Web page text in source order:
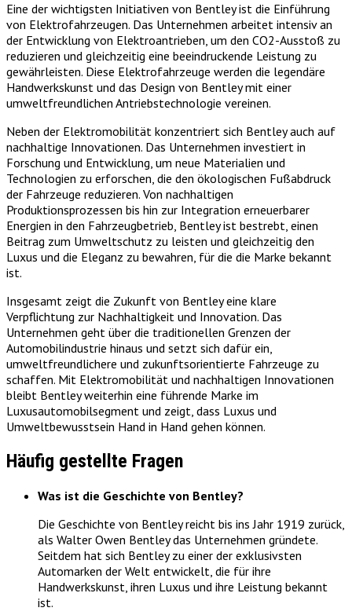
Eine der wichtigsten Initiativen von Bentley ist die Einführung
von Elektrofahrzeugen. Das Unternehmen arbeitet intensiv an
der Entwicklung von Elektroantrieben, um den CO2-Ausstoß zu
reduzieren und gleichzeitig eine beeindruckende Leistung zu
gewährleisten. Diese Elektrofahrzeuge werden die legendäre
Handwerkskunst und das Design von Bentley mit einer
umweltfreundlichen Antriebstechnologie vereinen.
Neben der Elektromobilität konzentriert sich Bentley auch auf
nachhaltige Innovationen. Das Unternehmen investiert in
Forschung und Entwicklung, um neue Materialien und
Technologien zu erforschen, die den ökologischen Fußabdruck
der Fahrzeuge reduzieren. Von nachhaltigen
Produktionsprozessen bis hin zur Integration erneuerbarer
Energien in den Fahrzeugbetrieb, Bentley ist bestrebt, einen
Beitrag zum Umweltschutz zu leisten und gleichzeitig den
Luxus und die Eleganz zu bewahren, für die die Marke bekannt
ist.
Insgesamt zeigt die Zukunft von Bentley eine klare
Verpflichtung zur Nachhaltigkeit und Innovation. Das
Unternehmen geht über die traditionellen Grenzen der
Automobilindustrie hinaus und setzt sich dafür ein,
umweltfreundlichere und zukunftsorientierte Fahrzeuge zu
schaffen. Mit Elektromobilität und nachhaltigen Innovationen
bleibt Bentley weiterhin eine führende Marke im
Luxusautomobilsegment und zeigt, dass Luxus und
Umweltbewusstsein Hand in Hand gehen können.
Häufig gestellte Fragen
Was ist die Geschichte von Bentley?
Die Geschichte von Bentley reicht bis ins Jahr 1919 zurück,
als Walter Owen Bentley das Unternehmen gründete.
Seitdem hat sich Bentley zu einer der exklusivsten
Automarken der Welt entwickelt, die für ihre
Handwerkskunst, ihren Luxus und ihre Leistung bekannt
ist.